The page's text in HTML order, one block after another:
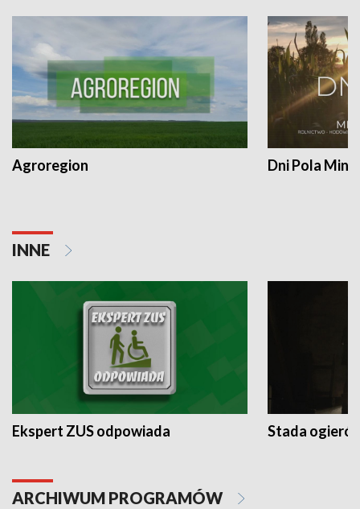
Agroregion Dni Pola
INNE
Ekspert ZUS odpowiada Stada
ARCHIWUM PROGRAMÓW